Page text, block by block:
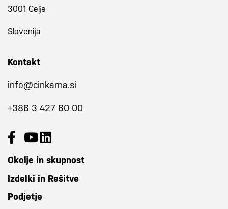
3001 Celje
Slovenija
Kontakt
info@cinkarna.si
+386 3 427 60 00
Okolje in skupnost
Izdelki in Rešitve
Podjetje